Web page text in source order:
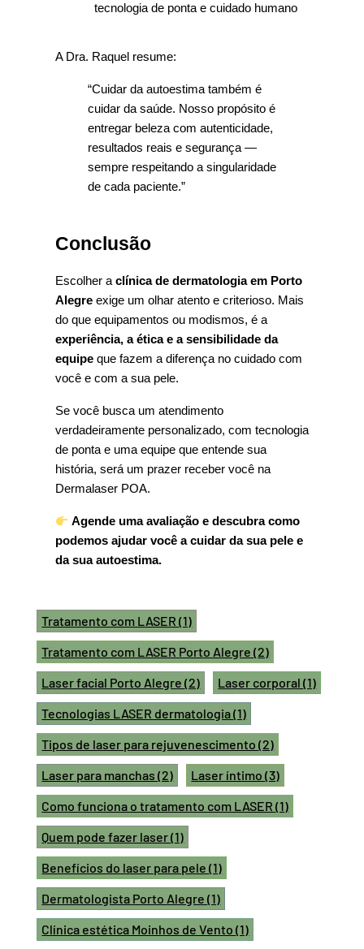
tecnologia de ponta e cuidado humano
A Dra. Raquel resume:
“Cuidar da autoestima também é
cuidar da saúde. Nosso propósito é
entregar beleza com autenticidade,
resultados reais e segurança —
sempre respeitando a singularidade
de cada paciente.”
Conclusão
Escolher a clínica de dermatologia em Porto
Alegre exige um olhar atento e criterioso. Mais
do que equipamentos ou modismos, é a
experiência, a ética e a sensibilidade da
equipe que fazem a diferença no cuidado com
você e com a sua pele.
Se você busca um atendimento
verdadeiramente personalizado, com tecnologia
de ponta e uma equipe que entende sua
história, será um prazer receber você na
Dermalaser POA.
Agende uma avaliação e descubra como
podemos ajudar você a cuidar da sua pele e
da sua autoestima.
Tratamento com LASER(1)
Tratamento com LASER Porto Alegre(2)
Laser facial Porto Alegre(2) Laser corporal(1)
Tecnologias LASER dermatologia(1)
Tipos de laser para rejuvenescimento(2)
Laser para manchas(2) Laser íntimo(3)
Como funciona o tratamento com LASER(1)
Quem pode fazer laser(1)
Benefícios do laser para pele(1)
Dermatologista Porto Alegre(1)
Clínica estética Moinhos de Vento(1)